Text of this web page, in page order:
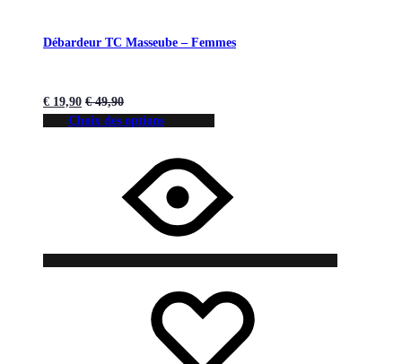
Débardeur TC Masseube – Femmes
€ 19,90 €49,90
Choix des options